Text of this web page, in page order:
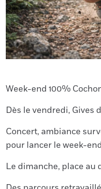
Week-end 100%
Dès le vendredi, Gives
Concert, ambiance
pour lancer le week-
Le dimanche, place au